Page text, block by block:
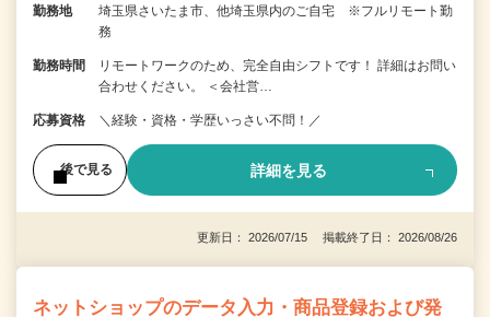
勤務地
埼玉県さいたま市、他埼玉県内のご自宅 ※フルリモート勤
務
勤務時間
リモートワークのため、完全自由シフトです！ 詳細はお問い
合わせください。 ＜会社営…
応募資格 ＼経験・資格・学歴いっさい不問！／
後で見る 詳細を見る
更新日： 2026/07/15 掲載終了日： 2026/08/26
ネットショップのデータ入力・商品登録および発